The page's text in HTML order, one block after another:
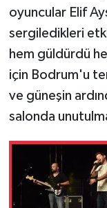
oyuncular Elif
sergiledikleri
hem güldürdü
için Bodrum'u
ve güneşin
salonda